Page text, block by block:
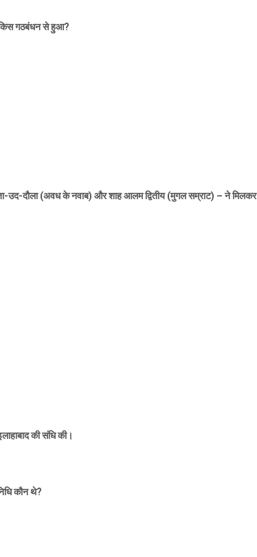
किस गठबंधन से हुआ?
उद-दौला (अवध के नवाब) और शाह आलम द्वितीय (मुगल सम्राट) – ने मिलकर
की संधि की।
कौन थे?